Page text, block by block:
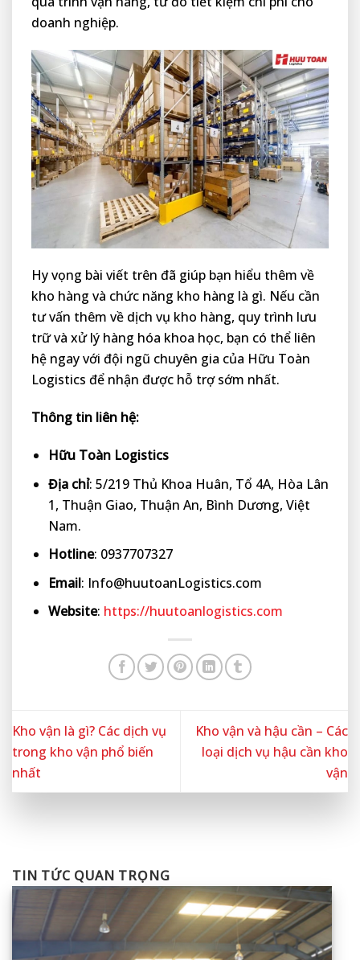
doanh nghiệp.
Hy vọng bài viết trên đã giúp bạn hiểu thêm về
kho hàng và chức năng kho hàng là gì. Nếu cần
tư vấn thêm về dịch vụ kho hàng, quy trình lưu
trữ và xử lý hàng hóa khoa học, bạn có thể liên
hệ ngay với đội ngũ chuyên gia của Hữu Toàn
Logistics để nhận được hỗ trợ sớm nhất.
Thông tin liên hệ:
Hữu Toàn Logistics
Địa chỉ: 5/219 Thủ Khoa Huân, Tổ 4A, Hòa Lân
1, Thuận Giao, Thuận An, Bình Dương, Việt
Nam.
Hotline: 0937707327
Email: Info@huutoanLogistics.com
Website: https://huutoanlogistics.com
Kho vận là gì? Các dịch vụ
trong kho vận phổ biến
nhất
Kho vận và hậu cần – Các
loại dịch vụ hậu cần kho
vận
TIN TỨC QUAN TRỌNG